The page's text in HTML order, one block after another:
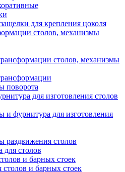
для крепления цоколя
столов, механизмы
столов, механизмы
поворота
для изготовления столов
и фурнитура для изготовления
раздвижения столов
для столов
и барных стоек
и барных стоек